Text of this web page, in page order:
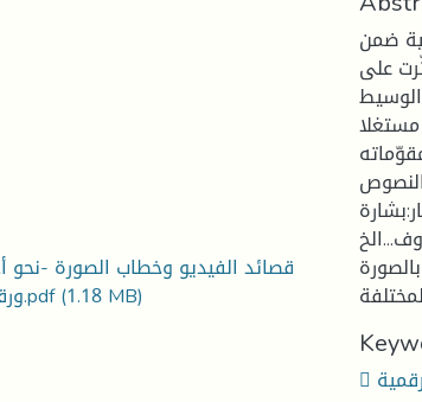
قصائد الفيديو وخطاب الصورة -نحو
ورقمية جديدة.pdf(1.18 MB)
ضمن
على
الوسيط